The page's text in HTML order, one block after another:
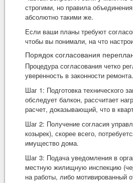
строгими, но правила
абсолютно такими же.
Если ваши планы требуют
чтобы вы понимали, на что
Порядок согласования
Процедура согласования четко
уверенность в законности ремонта.
Шаг 1: Подготовка технического
обследует балкон, рассчитает
расчет, доказывающий, что в
Шаг 2: Получение согласия
козырек), скорее всего,
имущество дома.
Шаг 3: Подача уведомления в
местную жилищную инспекцию
на работы, либо мотивированный